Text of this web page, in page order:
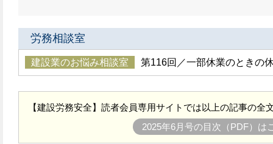
労務相談室
建設業のお悩み相談室 第116回／一部休業のときの
【建設労務安全】読者会員専用サイトでは以上の記事の全
2025年6月号の目次（PDF）は